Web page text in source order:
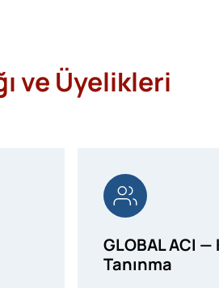
ve Üyelikleri
GLOBAL ACI —
Tanınma